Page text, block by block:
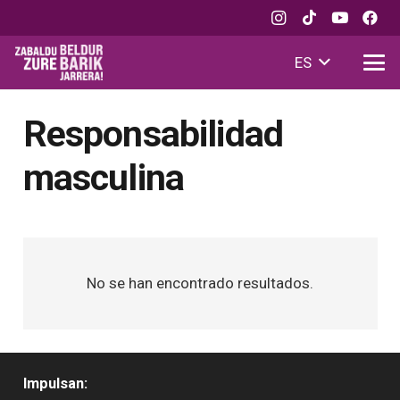
ES
Responsabilidad
masculina
No se han encontrado resultados.
Impulsan: